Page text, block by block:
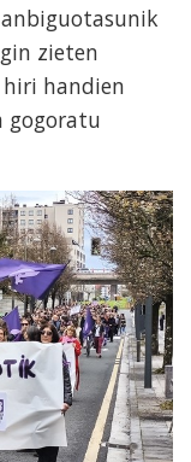
zieten
handien
gogoratu